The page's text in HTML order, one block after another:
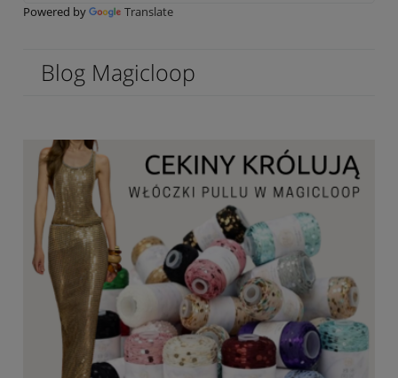
Powered by Translate
Blog Magicloop